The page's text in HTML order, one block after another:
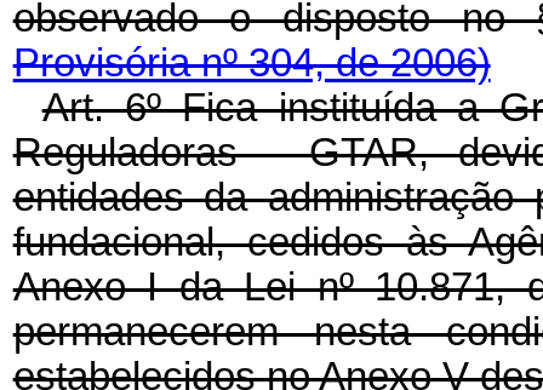
observado o disposto
Provisória nº 304, de 2006)
Art. 6º Fica instituída a
Reguladoras - GTAR,
entidades da
fundacional, cedidos às
Anexo I da Lei nº 10.871,
permanecerem nesta
estabelecidos no Anexo V